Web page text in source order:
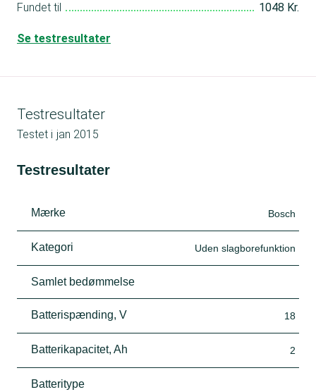
Fundet til 1048 Kr.
Se testresultater
Testresultater
Testet i jan 2015
Testresultater
Mærke Bosch
Kategori Uden slagborefunktion
Samlet bedømmelse
Batterispænding, V 18
Batterikapacitet, Ah 2
Batteritype